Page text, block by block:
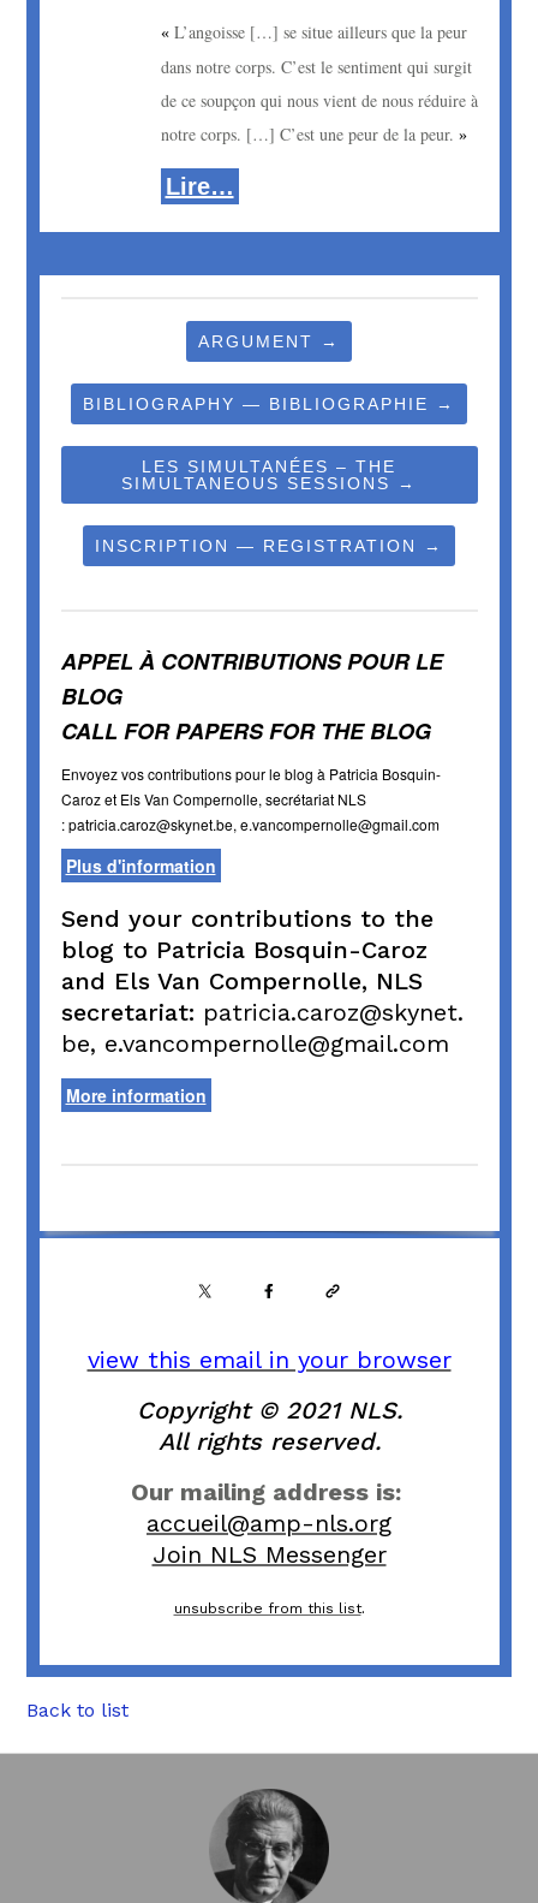
« L’angoisse […] se situe ailleurs que la peur
dans notre corps. C’est le sentiment qui surgit
de ce soupçon qui nous vient de nous réduire à
notre corps. […] C’est une peur de la peur. »
Lire…
ARGUMENT →
BIBLIOGRAPHY — BIBLIOGRAPHIE →
LES SIMULTANÉES – THE
SIMULTANEOUS SESSIONS →
INSCRIPTION — REGISTRATION →
APPEL À CONTRIBUTIONS POUR LE
BLOG
CALL FOR PAPERS FOR THE BLOG
Envoyez vos contributions pour le blog à Patricia Bosquin-
Caroz et Els Van Compernolle, secrétariat NLS
:patricia.caroz@skynet.be, e.vancompernolle@gmail.com
Plus d'information
Send your contributions to the
blog to Patricia Bosquin-Caroz
and Els Van Compernolle, NLS
secretariat: patricia.caroz@skynet.
be, e.vancompernolle@gmail.com
More information
view this email in your browser
Copyright © 2021 NLS.
All rights reserved.
Our mailing address is:
accueil@amp-nls.org
Join NLS Messenger
unsubscribe from this list.
Back to list